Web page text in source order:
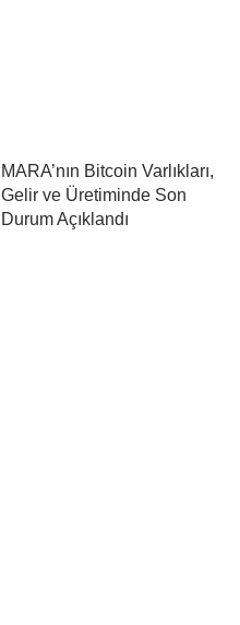
MARA’nın Bitcoin Varlıkları,
Gelir ve Üretiminde Son
Durum Açıklandı